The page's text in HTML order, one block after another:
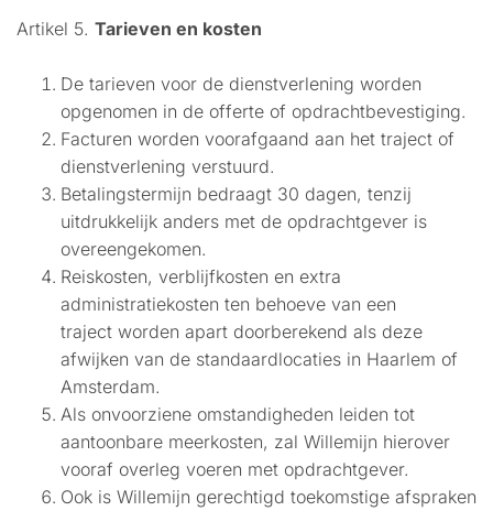
Artikel 5. Tarieven en kosten
De tarieven voor de dienstverlening worden
opgenomen in de offerte of opdrachtbevestiging.
Facturen worden voorafgaand aan het traject of
dienstverlening verstuurd.
Betalingstermijn bedraagt 30 dagen, tenzij
uitdrukkelijk anders met de opdrachtgever is
overeengekomen.
Reiskosten, verblijfkosten en extra
administratiekosten ten behoeve van een
traject worden apart doorberekend als deze
afwijken van de standaardlocaties in Haarlem of
Amsterdam.
Als onvoorziene omstandigheden leiden tot
aantoonbare meerkosten, zal Willemijn hierover
vooraf overleg voeren met opdrachtgever.
Ook is Willemijn gerechtigd toekomstige afspraken